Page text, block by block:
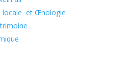
locale et Œnologie